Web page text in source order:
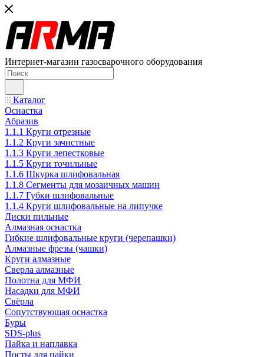
Интернет-магазин газосварочного оборудования
Каталог
Оснастка
Абразив
1.1.1 Круги отрезные
1.1.2 Круги зачистные
1.1.3 Круги лепестковые
1.1.5 Круги точильные
1.1.6 Шкурка шлифовальная
1.1.8 Сегменты для мозаичных машин
1.1.7 Губки шлифовальные
1.1.4 Круги шлифовальные на липучке
Диски пильные
Алмазная оснастка
Гибкие шлифовальные круги (черепашки)
Алмазные фрезы (чашки)
Круги алмазные
Сверла алмазные
Полотна для МФИ
Насадки для МФИ
Свёрла
Сопутствующая оснастка
Буры
SDS-plus
Пайка и наплавка
Посты для пайки